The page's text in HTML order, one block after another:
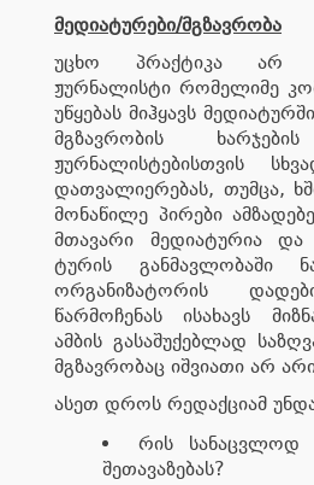
მედიატურები/მგზავრობა
უცხო პრაქტიკა არ
ჟურნალისტი რომელიმე
უწყებას მიჰყავს
მგზავრობის
ჟურნალისტებისთვის
დათვალიერებას, თუმცა,
მონაწილე პირები
მთავარი მედიატურია
ტურის განმავლობაში
ორგანიზატორის
წარმოჩენას ისახავს
ამბის გასაშუქებლად
მგზავრობაც იშვიათი არ
ასეთ დროს რედაქციამ
რის სანაცვლოდ
შეთავაზებას?